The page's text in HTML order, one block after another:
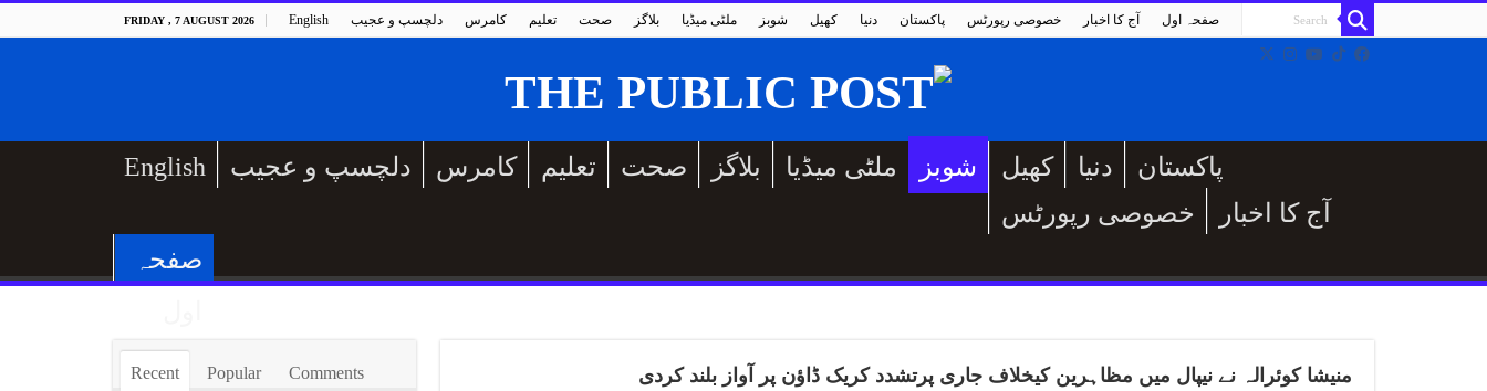
FRIDAY , 7 AUGUST 2026 English دلچسپ و عجیب کامرس تعلیم صحت بلاگز ملٹی میڈیا شوبز کھیل دنیا پاکستان خصوصی رپورٹس آج کا اخبار صفحہ اول
English دلچسپ و عجیب کامرس تعلیم صحت بلاگز ملٹی میڈیا شوبز کھیل دنیا
پاکستان
خصوصی رپورٹس
آج کا اخبار
صفحہ
منیشا کوئرالہ نے نیپال میں مظاہرین کیخلاف جاری پرتشدد کریک ڈاؤن پر آواز بلند کردی Recent Popular Comments